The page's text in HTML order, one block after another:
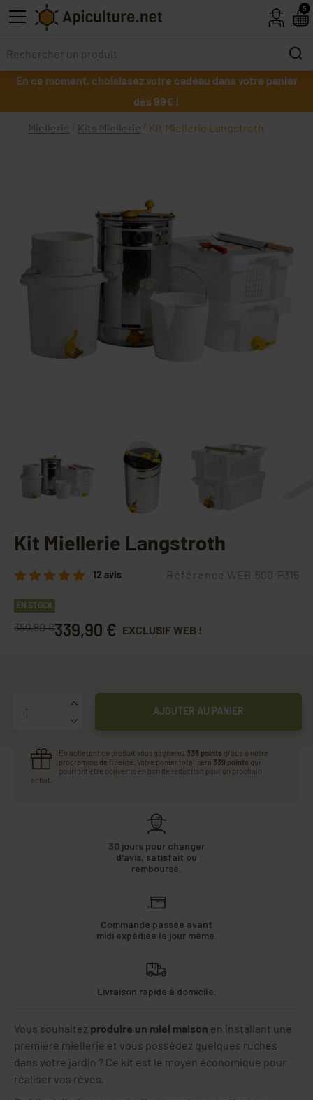
Skip to main content
En ce moment, choisissez votre cadeau dans votre panier
dès 99€ !
Miellerie Kits Miellerie Kit Miellerie Langstroth
Kit Miellerie Langstroth
12 avis Référence WEB-500-P315
EN STOCK
359,80 €339,90 € EXCLUSIF WEB !
AJOUTER AU PANIER
En achetant ce produit vous gagnerez 339 points grâce à notre
programme de fidélité. Votre panier totalisera 339 points qui
pourront être convertis en bon de réduction pour un prochain
achat.
30 jours pour changer
d'avis, satisfait ou
remboursé.
Commande passée avant
midi expédiée le jour même.
Livraison rapide à domicile.
Vous souhaitez produire un miel maison en installant une
première miellerie et vous possédez quelques ruches
dans votre jardin ? Ce kit est le moyen économique pour
réaliser vos rêves.
5